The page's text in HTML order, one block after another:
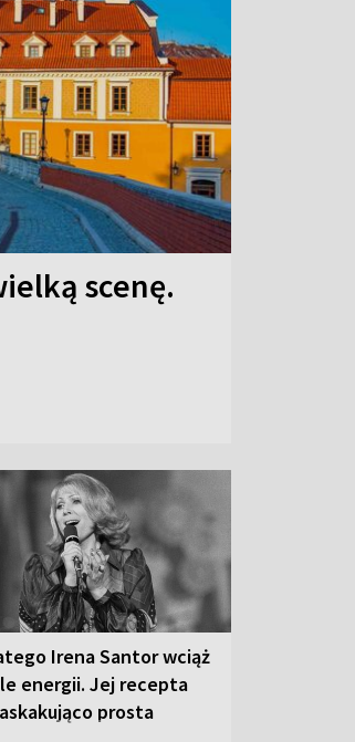
scenę.
Irena Santor wciąż
energii. Jej recepta
prosta